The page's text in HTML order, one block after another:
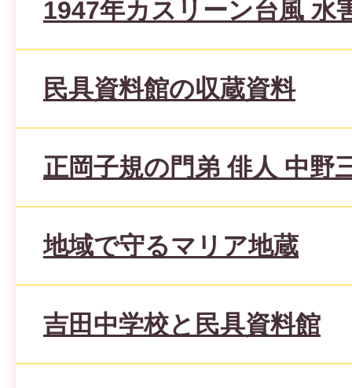
1947年カスリーン台風 水
民具資料館の収蔵資料
正岡子規の門弟 俳人 中野
地域で守るマリア地蔵
吉田中学校と民具資料館